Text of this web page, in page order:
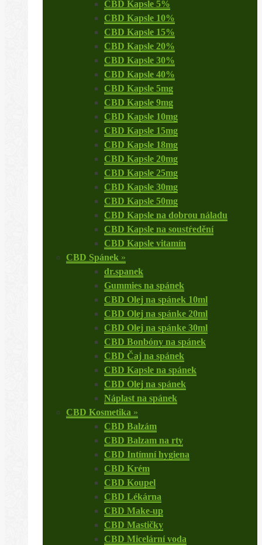
CBD Kapsle 5%
CBD Kapsle 10%
CBD Kapsle 15%
CBD Kapsle 20%
CBD Kapsle 30%
CBD Kapsle 40%
CBD Kapsle 5mg
CBD Kapsle 9mg
CBD Kapsle 10mg
CBD Kapsle 15mg
CBD Kapsle 18mg
CBD Kapsle 20mg
CBD Kapsle 25mg
CBD Kapsle 30mg
CBD Kapsle 50mg
CBD Kapsle na dobrou náladu
CBD Kapsle na soustŕedění
CBD Kapsle vitamín
CBD Spánek »
dr.spanek
Gummies na spánek
CBD Olej na spánek 10ml
CBD Olej na spánke 20ml
CBD Olej na spánke 30ml
CBD Bonbóny na spánek
CBD Čaj na spánek
CBD Kapsle na spánek
CBD Olej na spánek
Náplast na spánek
CBD Kosmetika »
CBD Balzám
CBD Balzam na rty
CBD Intímní hygiena
CBD Krém
CBD Koupel
CBD Lékárna
CBD Make-up
CBD Mastičky
CBD Micelární voda